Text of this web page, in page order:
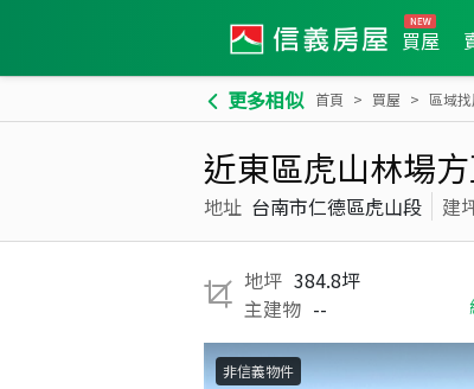
買屋
更多相似 首頁 買屋 區域找
近東區虎山林場
地址 台南市仁德區虎山段 建
地坪 384.8坪
主建物 --
非信義物件